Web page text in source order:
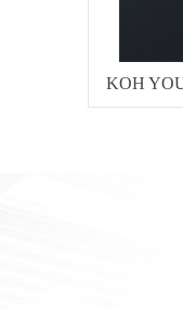
KOH